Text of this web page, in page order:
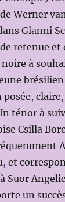
Werner
Gianni
retenue
à
ténor à
Csilla
et
Suor
un